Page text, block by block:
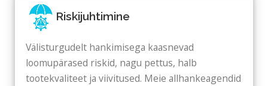
Riskijuhtimine
Välisturgudelt hankimisega kaasnevad
loomupärased riskid, nagu pettus, halb
tootekvaliteet ja viivitused. Meie allhankeagendid